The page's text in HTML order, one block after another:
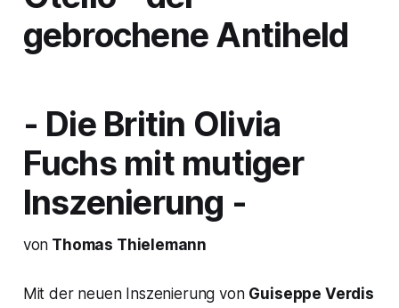
gebrochene Antiheld
- Die Britin Olivia
Fuchs mit mutiger
Inszenierung -
von Thomas Thielemann
Mit der neuen Inszenierung von Guiseppe Verdis